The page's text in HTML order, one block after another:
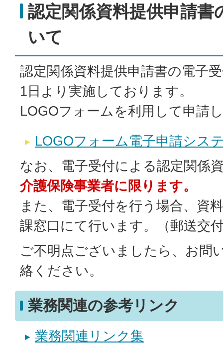
認定関係資料提供申請書
いて
認定関係資料提供申請書の電子
1日より実施しております。
LOGOフォームを利用して申請
LOGOフォーム電子申請シス
なお、電子受付による認定関係
介護保険事業者に限ります。
また、電子受付を行う場合、資
課窓口にて行います。（郵送交
ご不明点ございましたら、お問
絡ください。
業務関連の参考リンク
業務関連リンク集